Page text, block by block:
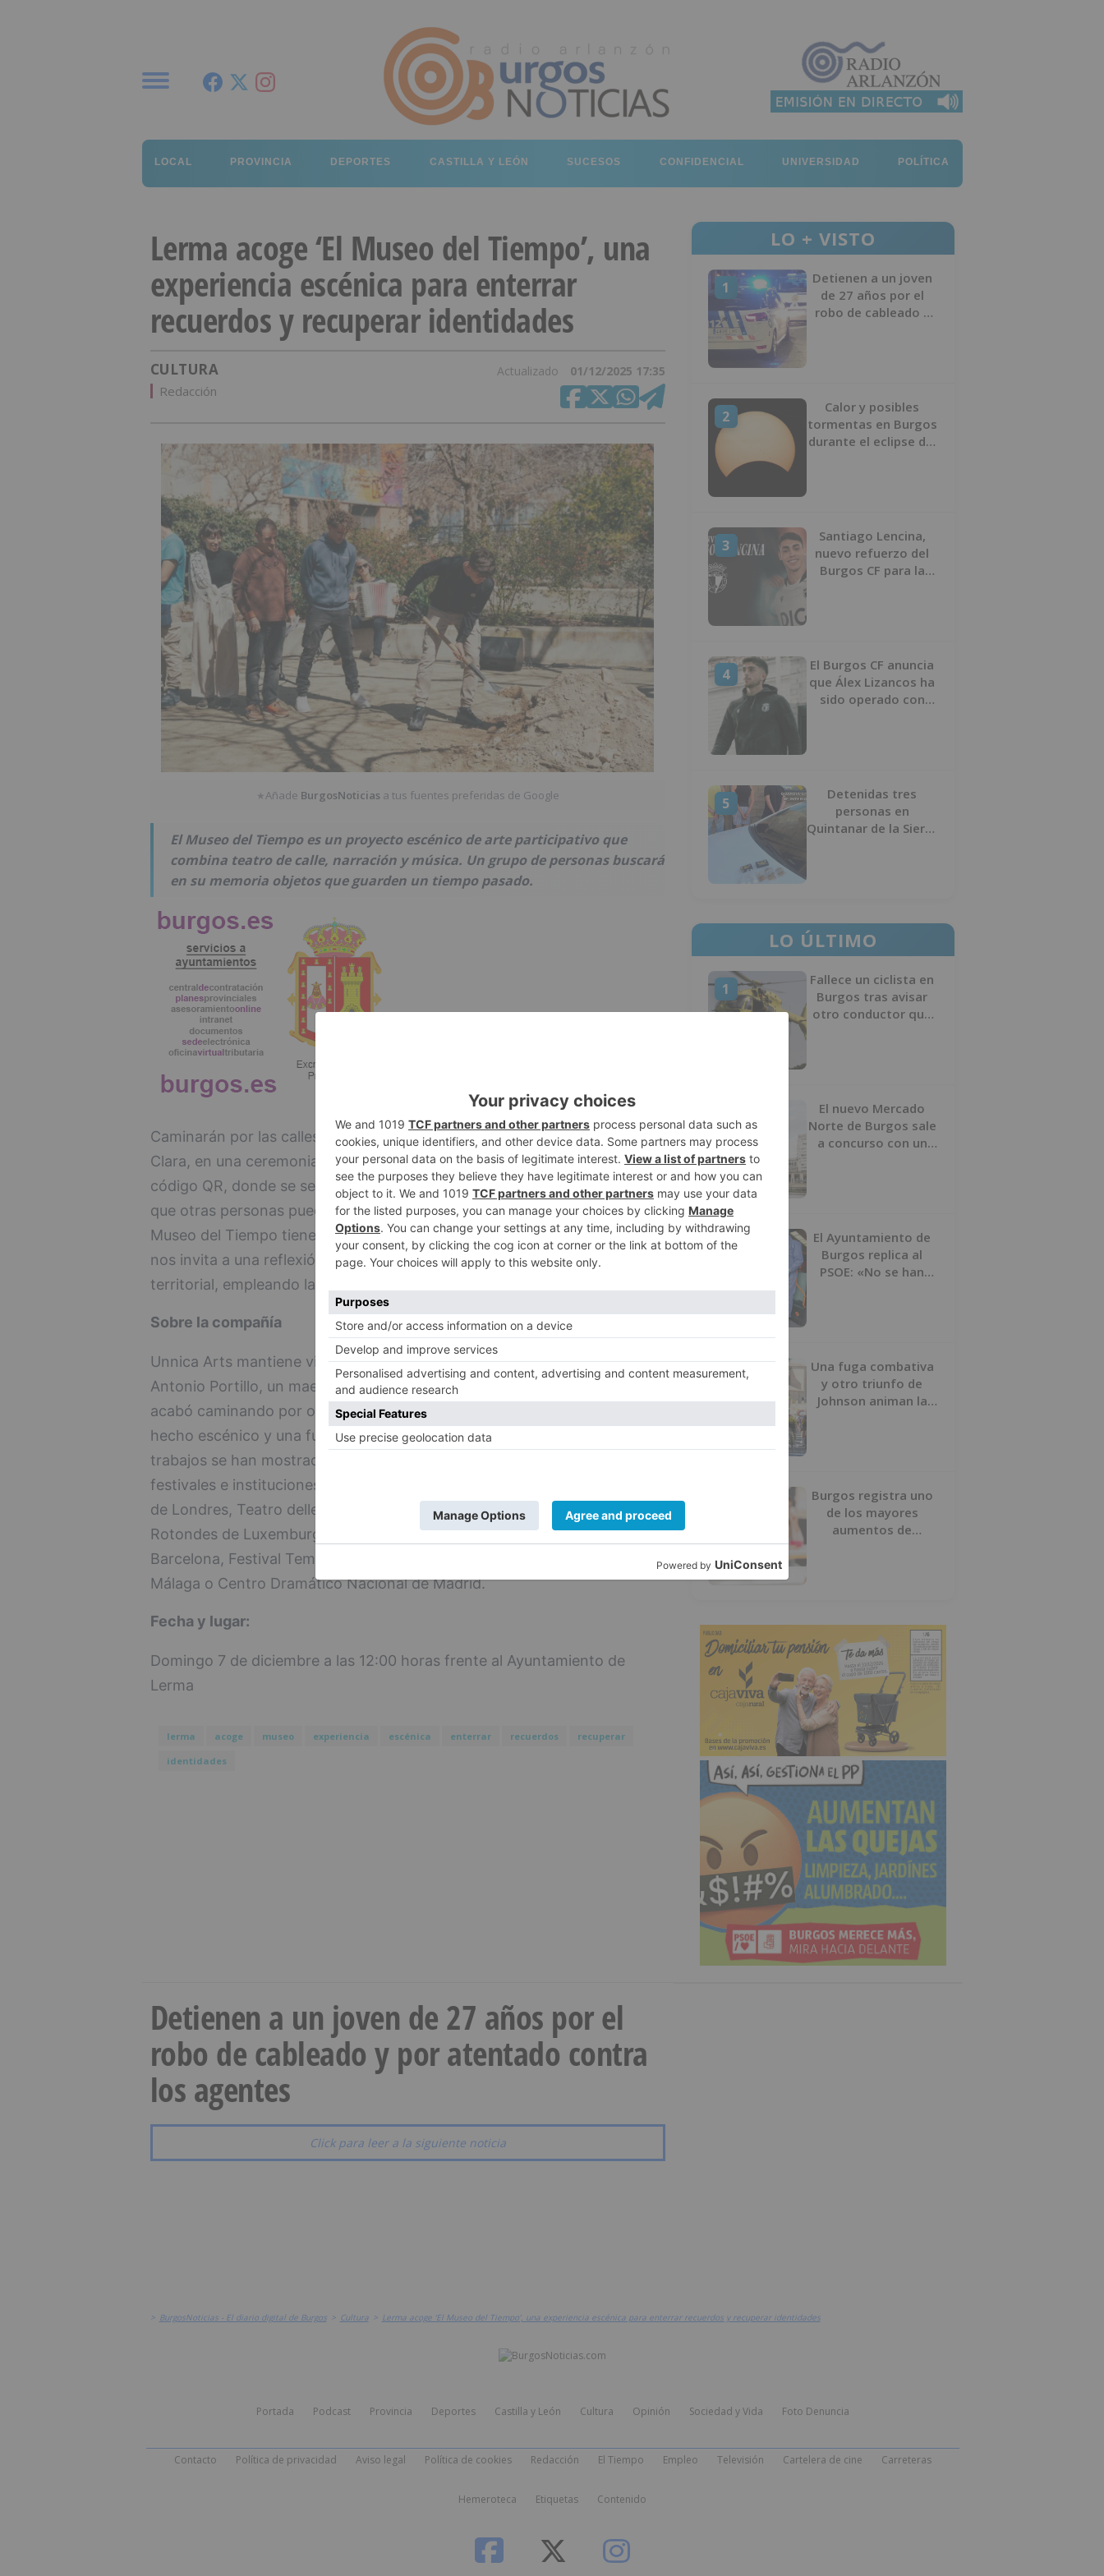
LOCAL PROVINCIA DEPORTES CASTILLA Y LEÓN SUCESOS CONFIDENCIAL UNIVERSIDAD POLÍTICA
Lerma acoge ‘El Museo del Tiempo’, una
experiencia escénica para enterrar
recuerdos y recuperar identidades
CULTURA Actualizado 01/12/2025 17:35
Redacción
★Añade BurgosNoticias a tus fuentes preferidas de Google
El Museo del Tiempo es un proyecto escénico de arte participativo que
combina teatro de calle, narración y música. Un grupo de personas buscará
en su memoria objetos que guarden un tiempo pasado.
Caminarán por las calles de Lerma y los enterrarán en la Plaza Santa
Clara, en una ceremonia pública que dejará un rastro: un mapa y un
código QR, donde se señalarán los lugares de los enterramientos para
que otras personas puedan recorrer el mismo viaje de la memoria. El
Museo del Tiempo tiene su origen en la novela Momo de Michael Ende y
nos invita a una reflexión sobre el tiempo, la memoria y la identidad
territorial, empleando la mediación y la participación.
Sobre la compañía
Unnica Arts mantiene vivo, desde 2021, el universo creativo de José
Antonio Portillo, un maestro de escuela que, por casualidad o causalidad,
acabó caminando por otros territorios. Con una particular visión del
hecho escénico y una fuerte apuesta por el arte participativo, sus
trabajos se han mostrado durante más de 20 años en prestigiosos
festivales e instituciones europeas, como Southbank y Royal Festival Hall
de Londres, Teatro delle Briciole de Parma, Teatro Piccolo de Milan,
Rotondes de Luxemburgo, Teatralia de Madrid, Teatre Lliure de
Barcelona, Festival Temporada Alta de Girona, Teatro Soho-Caixabank de
Málaga o Centro Dramático Nacional de Madrid.
Fecha y lugar:
Domingo 7 de diciembre a las 12:00 horas frente al Ayuntamiento de
Lerma
lerma acoge museo experiencia escénica enterrar recuerdos
recuperar
identidades
LO + VISTO
1
Detienen a un joven
de 27 años por el
robo de cableado y
2
Calor y posibles
tormentas en Burgos
durante el eclipse del
3
Santiago Lencina,
nuevo refuerzo del
Burgos CF para la
4
El Burgos CF anuncia
que Álex Lizancos ha
sido operado con
5
Detenidas tres
personas en
Quintanar de la Sierra
LO ÚLTIMO
1
Fallece un ciclista en
Burgos tras avisar
otro conductor que
2
El nuevo Mercado
Norte de Burgos sale
a concurso con un
3
El Ayuntamiento de
Burgos replica al
PSOE: «No se han
4
Una fuga combativa
y otro triunfo de
Johnson animan la
Burgos registra uno
de los mayores
aumentos de
Detienen a un joven de 27 años por el
robo de cableado y por atentado contra
los agentes
Click para leer a la siguiente noticia
> BurgosNoticias - El diario digital de Burgos > Cultura > Lerma acoge ‘El Museo del Tiempo’, una experiencia escénica para enterrar recuerdos y recuperar identidades
Portada Podcast Provincia Deportes Castilla y León Cultura Opinión Sociedad y Vida Foto Denuncia
Contacto Política de privacidad Aviso legal Política de cookies Redacción El Tiempo Empleo Televisión Cartelera de cine Carreteras
Hemeroteca Etiquetas Contenido